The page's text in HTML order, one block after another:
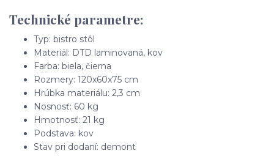
Technické parametre:
Typ: bistro stôl
Materiál: DTD laminovaná, kov
Farba: biela, čierna
Rozmery: 120x60x75 cm
Hrúbka materiálu: 2,3 cm
Nosnosť: 60 kg
Hmotnosť: 21 kg
Podstava: kov
Stav pri dodaní: demont